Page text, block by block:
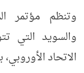
وتنظم مؤتمر
والسويد التي
الاتحاد